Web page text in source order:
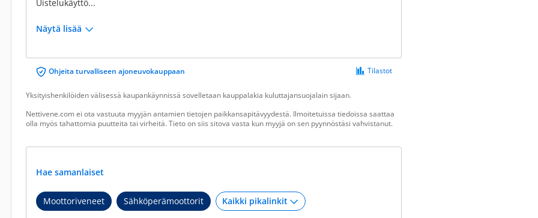
Uistelukäyttö...
Näytä lisää
Ohjeita turvalliseen ajoneuvokauppaan Tilastot
Yksityishenkilöiden välisessä kaupankäynnissä sovelletaan kauppalakia kuluttajansuojalain sijaan.
Nettivene.com ei ota vastuuta myyjän antamien tietojen paikkansapitävyydestä. Ilmoitetuissa tiedoissa saattaa
olla myös tahattomia puutteita tai virheitä. Tieto on siis sitova vasta kun myyjä on sen pyynnöstäsi vahvistanut.
Hae samanlaiset
Moottoriveneet Sähköperämoottorit